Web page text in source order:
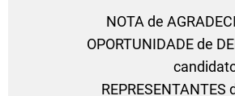
NOTA de
OPORTUNIDADE de
REPRESENTANTES